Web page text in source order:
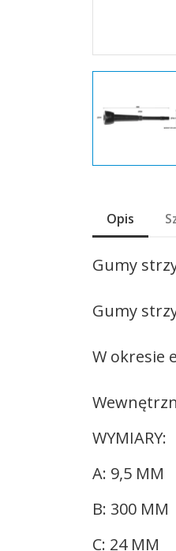
Opis
Gumy
Gumy
W okresie
WYMIARY:
A: 9,5 MM
B: 300 MM
C: 24 MM